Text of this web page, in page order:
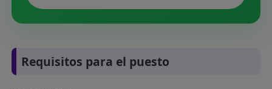
Requisitos para el puesto